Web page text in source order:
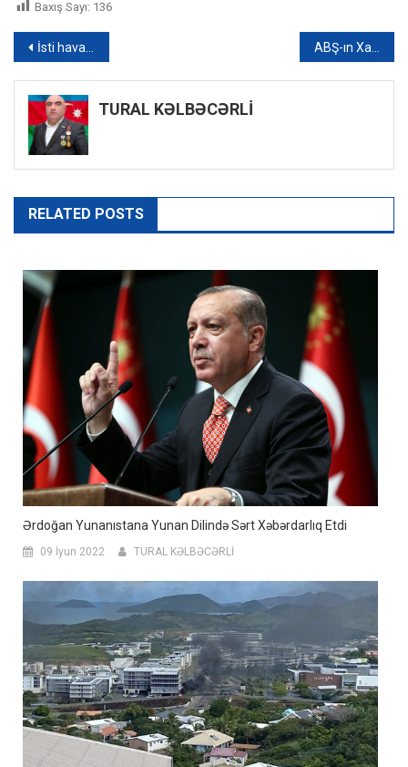
Baxış Sayı: 136
Yazı
naviqasiyası
İsti hava şəraiti məhsuldarlığa təsirsiz ötüşməyib – VİDEO
TURAL KƏLBƏCƏRLİ
RELATED POSTS
Ərdoğan Yunanıstana Yunan Dilində Sərt Xəbərdarlıq Etdi
09 İyun 2022 TURAL KƏLBƏCƏRLİ